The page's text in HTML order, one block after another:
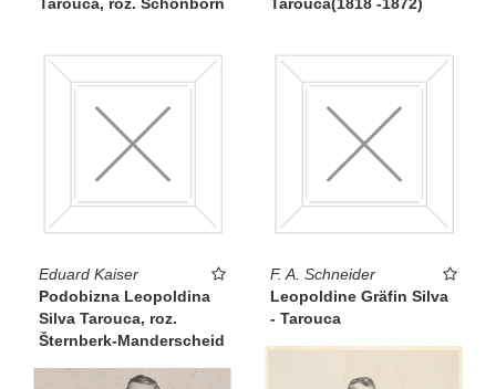
Eduard Kaiser
Podobizna Leopoldina
Silva Tarouca, roz.
Šternberk-Manderscheid
F. A. Schneider
Leopoldine Gräfin Silva
- Tarouca